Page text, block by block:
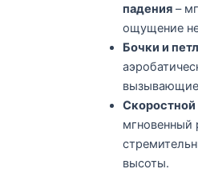
падения –
ощущение
Бочки и
вызывающие
Скоростной
мгновенный
высоты.